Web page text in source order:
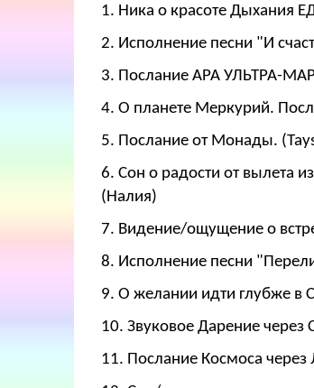
1. Ника о красоте Дыхания
2. Исполнение песни "И
3. Послание АРА УЛЬТРА-
4. О планете Меркурий.
5. Послание от Монады.
6. Сон о радости от вылета
(Налия)
7. Видение/ощущение о
8. Исполнение песни
9. О желании идти глубже в
10. Звуковое Дарение через
11. Послание Космоса